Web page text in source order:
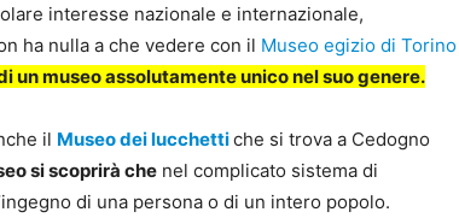
interesse nazionale e internazionale,
ha nulla a che vedere con il Museo egizio di Torino
un museo assolutamente unico nel suo genere.
il Museo dei lucchettiche si trova a Cedogno
si scoprirà che nel complicato sistema di
di una persona o di un intero popolo.